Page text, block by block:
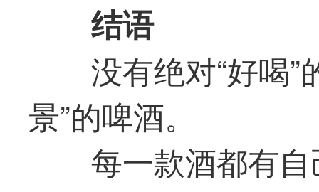
结语
没有绝对“好喝
景”的啤酒。
每一款酒都有